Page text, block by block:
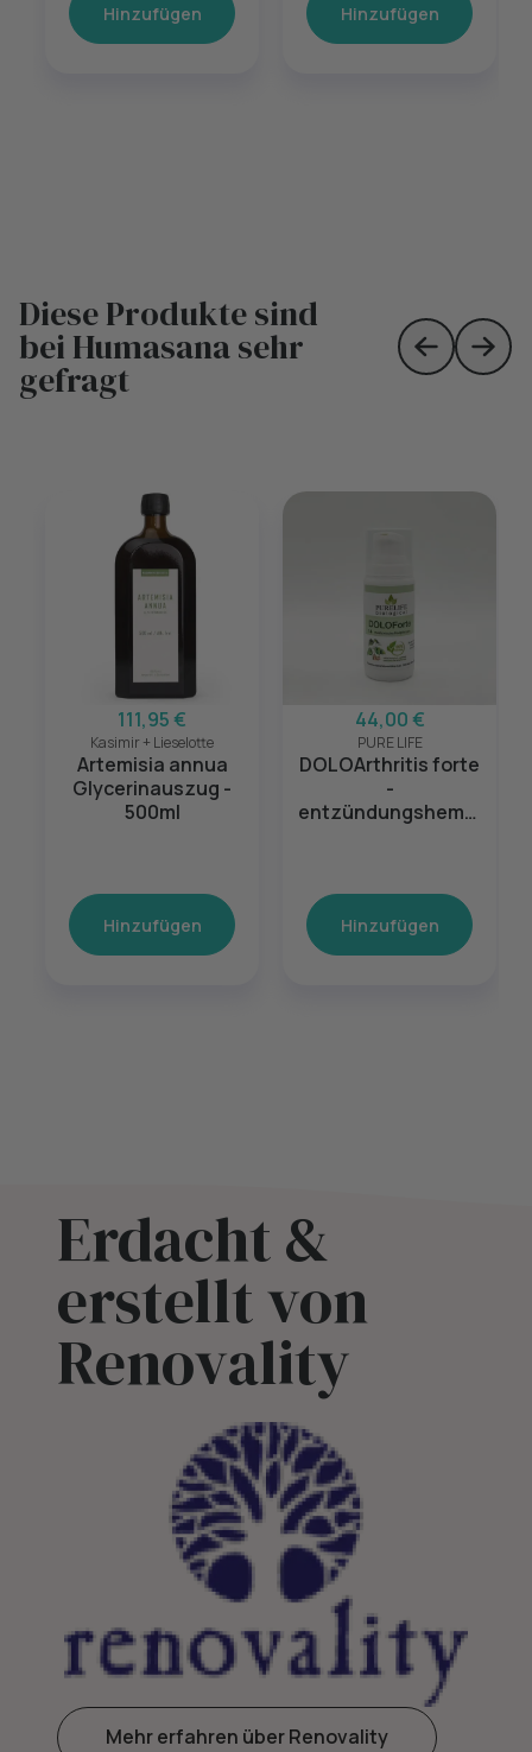
Hinzufügen Hinzufügen
Diese Produkte sind
bei Humasana sehr
gefragt Skip toSkip
111,95 €
Kasimir + Lieselotte
Artemisia annua
Glycerinauszug -
500ml
Hinzufügen
44,00 €
PURE LIFE
DOLOArthritis forte
-
entzündungshemm
Hinzufügen
Erdacht &
erstellt von
Renovality
Mehr erfahren über Renovality